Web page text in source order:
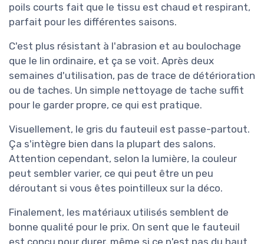
poils courts fait que le tissu est chaud et respirant,
parfait pour les différentes saisons.
C'est plus résistant à l'abrasion et au boulochage
que le lin ordinaire, et ça se voit. Après deux
semaines d'utilisation, pas de trace de détérioration
ou de taches. Un simple nettoyage de tache suffit
pour le garder propre, ce qui est pratique.
Visuellement, le gris du fauteuil est passe-partout.
Ça s'intègre bien dans la plupart des salons.
Attention cependant, selon la lumière, la couleur
peut sembler varier, ce qui peut être un peu
déroutant si vous êtes pointilleux sur la déco.
Finalement, les matériaux utilisés semblent de
bonne qualité pour le prix. On sent que le fauteuil
est conçu pour durer, même si ce n'est pas du haut